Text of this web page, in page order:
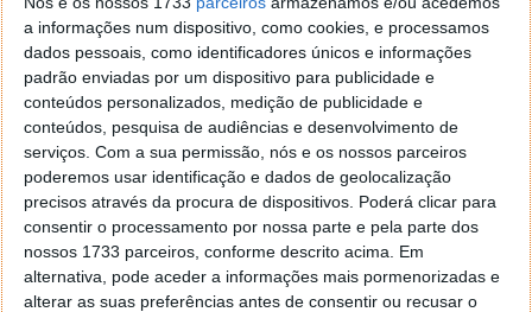
a informações num dispositivo, como cookies, e processamos
dados pessoais, como identificadores únicos e informações
padrão enviadas por um dispositivo para publicidade e
conteúdos personalizados, medição de publicidade e
conteúdos, pesquisa de audiências e desenvolvimento de
serviços. Com a sua permissão, nós e os nossos parceiros
poderemos usar identificação e dados de geolocalização
precisos através da procura de dispositivos. Poderá clicar para
consentir o processamento por nossa parte e pela parte dos
nossos 1733 parceiros, conforme descrito acima. Em
alternativa, pode aceder a informações mais pormenorizadas e
alterar as suas preferências antes de consentir ou recusar o
pelo NIST. Foram integrados na SymCrypt, a
biblioteca que sustenta praticamente toda a
segurança do sistema, desde o BitLocker às ligações
TLS.
Em paralelo, a Microsoft expôs estas funcionalidades
através da Cryptography API: Next Generation,
permitindo que programadores as integrem nas suas
aplicações. O .NET 10 segue o mesmo caminho,
oferecendo as mesmas primitivas em ambiente de
desenvolvimento.